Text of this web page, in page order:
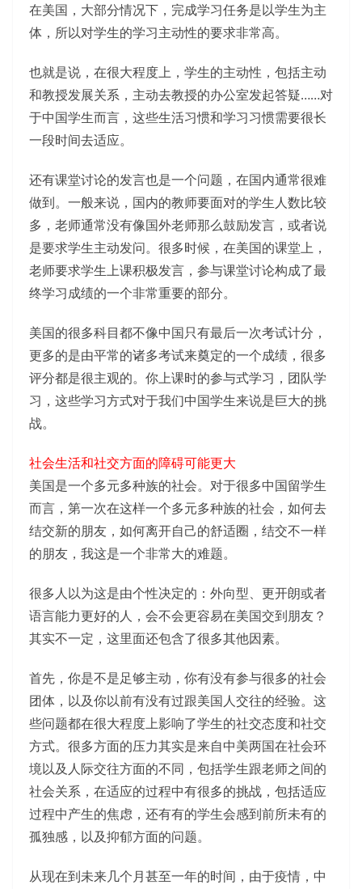
在美国，大部分情况下，完成学习任务是以学生为主
体，所以对学生的学习主动性的要求非常高。
也就是说，在很大程度上，学生的主动性，包括主动
和教授发展关系，主动去教授的办公室发起答疑……对
于中国学生而言，这些生活习惯和学习习惯需要很长
一段时间去适应。
还有课堂讨论的发言也是一个问题，在国内通常很难
做到。一般来说，国内的教师要面对的学生人数比较
多，老师通常没有像国外老师那么鼓励发言，或者说
是要求学生主动发问。很多时候，在美国的课堂上，
老师要求学生上课积极发言，参与课堂讨论构成了最
终学习成绩的一个非常重要的部分。
美国的很多科目都不像中国只有最后一次考试计分，
更多的是由平常的诸多考试来奠定的一个成绩，很多
评分都是很主观的。你上课时的参与式学习，团队学
习，这些学习方式对于我们中国学生来说是巨大的挑
战。
社会生活和社交方面的障碍可能更大
美国是一个多元多种族的社会。对于很多中国留学生
而言，第一次在这样一个多元多种族的社会，如何去
结交新的朋友，如何离开自己的舒适圈，结交不一样
的朋友，我这是一个非常大的难题。
很多人以为这是由个性决定的：外向型、更开朗或者
语言能力更好的人，会不会更容易在美国交到朋友？
其实不一定，这里面还包含了很多其他因素。
首先，你是不是足够主动，你有没有参与很多的社会
团体，以及你以前有没有过跟美国人交往的经验。这
些问题都在很大程度上影响了学生的社交态度和社交
方式。很多方面的压力其实是来自中美两国在社会环
境以及人际交往方面的不同，包括学生跟老师之间的
社会关系，在适应的过程中有很多的挑战，包括适应
过程中产生的焦虑，还有有的学生会感到前所未有的
孤独感，以及抑郁方面的问题。
从现在到未来几个月甚至一年的时间，由于疫情，中